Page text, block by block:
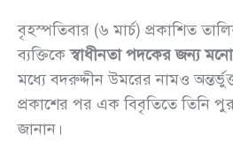
বৃহস্পতিবার (৬ মার্চ) প্রকাশিত
ব্যক্তিকেস্বাধীনতা পদকের জন্য
মধ্যে বদরুদ্দীন উমরের নামও
প্রকাশের পর এক বিবৃতিতে তিনি
জানান।